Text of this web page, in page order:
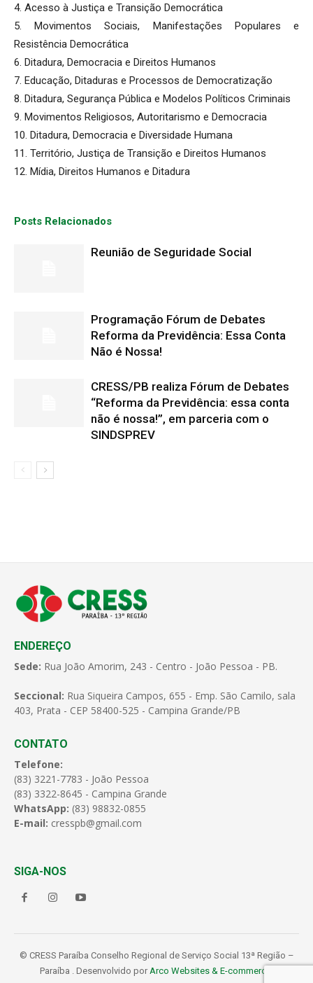
4. Acesso à Justiça e Transição Democrática
5. Movimentos Sociais, Manifestações Populares e
Resistência Democrática
6. Ditadura, Democracia e Direitos Humanos
7. Educação, Ditaduras e Processos de Democratização
8. Ditadura, Segurança Pública e Modelos Políticos Criminais
9. Movimentos Religiosos, Autoritarismo e Democracia
10. Ditadura, Democracia e Diversidade Humana
11. Território, Justiça de Transição e Direitos Humanos
12. Mídia, Direitos Humanos e Ditadura
Posts Relacionados
Reunião de Seguridade Social
Programação Fórum de Debates
Reforma da Previdência: Essa Conta
Não é Nossa!
CRESS/PB realiza Fórum de Debates
“Reforma da Previdência: essa conta
não é nossa!”, em parceria com o
SINDSPREV
ENDEREÇO
Sede: Rua João Amorim, 243 - Centro - João Pessoa - PB.
Seccional: Rua Siqueira Campos, 655 - Emp. São Camilo, sala
403, Prata - CEP 58400-525 - Campina Grande/PB
CONTATO
Telefone:
(83) 3221-7783 - João Pessoa
(83) 3322-8645 - Campina Grande
WhatsApp: (83) 98832-0855
E-mail: cresspb@gmail.com
SIGA-NOS
© CRESS Paraíba Conselho Regional de Serviço Social 13ª Região –
Paraíba . Desenvolvido por Arco Websites & E-commerce